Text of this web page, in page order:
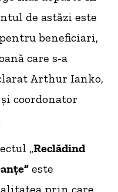
de astăzi este
beneficiari,
care s-a
Arthur Ianko,
coordonator
„Reclădind
este
prin care